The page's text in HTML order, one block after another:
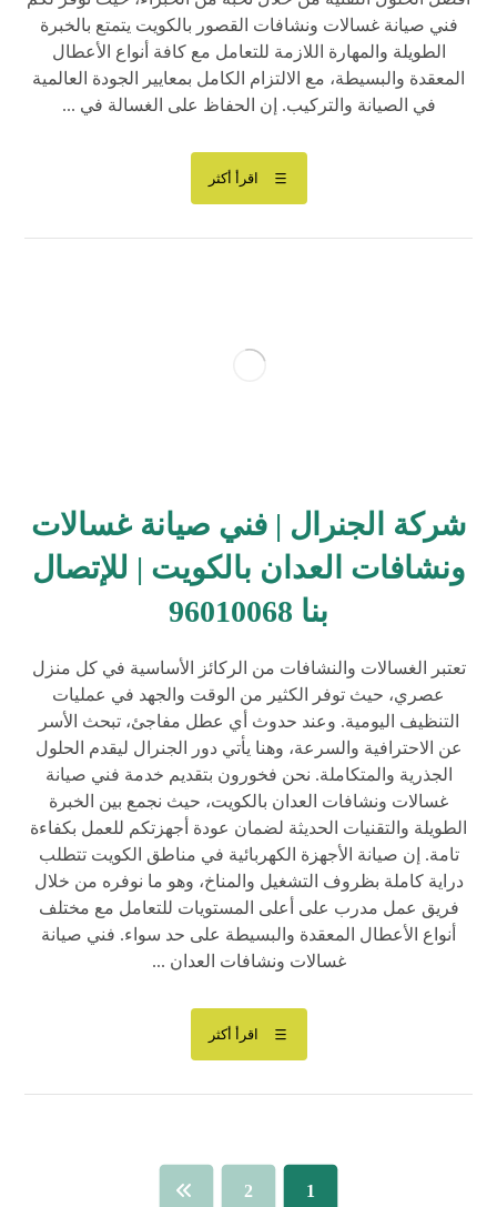
فني صيانة غسالات ونشافات القصور بالكويت يتمتع بالخبرة
الطويلة والمهارة اللازمة للتعامل مع كافة أنواع الأعطال
المعقدة والبسيطة، مع الالتزام الكامل بمعايير الجودة العالمية
في الصيانة والتركيب. إن الحفاظ على الغسالة في ...
اقرأ أكثر
شركة الجنرال | فني صيانة غسالات
ونشافات العدان بالكويت | للإتصال
بنا 96010068
تعتبر الغسالات والنشافات من الركائز الأساسية في كل منزل
عصري، حيث توفر الكثير من الوقت والجهد في عمليات
التنظيف اليومية. وعند حدوث أي عطل مفاجئ، تبحث الأسر
عن الاحترافية والسرعة، وهنا يأتي دور الجنرال ليقدم الحلول
الجذرية والمتكاملة. نحن فخورون بتقديم خدمة فني صيانة
غسالات ونشافات العدان بالكويت، حيث نجمع بين الخبرة
الطويلة والتقنيات الحديثة لضمان عودة أجهزتكم للعمل بكفاءة
تامة. إن صيانة الأجهزة الكهربائية في مناطق الكويت تتطلب
دراية كاملة بظروف التشغيل والمناخ، وهو ما نوفره من خلال
فريق عمل مدرب على أعلى المستويات للتعامل مع مختلف
أنواع الأعطال المعقدة والبسيطة على حد سواء. فني صيانة
غسالات ونشافات العدان ...
اقرأ أكثر
1
2